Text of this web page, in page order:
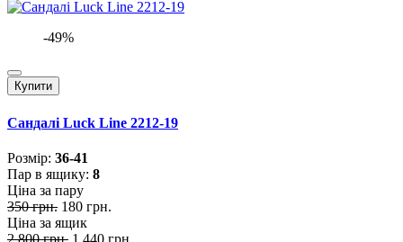
-49%
Купити
Сандалі Luck Line 2212-19
Розмiр: 36-41
Пар в ящику: 8
Ціна за пару
350 грн. 180 грн.
Ціна за ящик
2 800 грн. 1 440 грн.